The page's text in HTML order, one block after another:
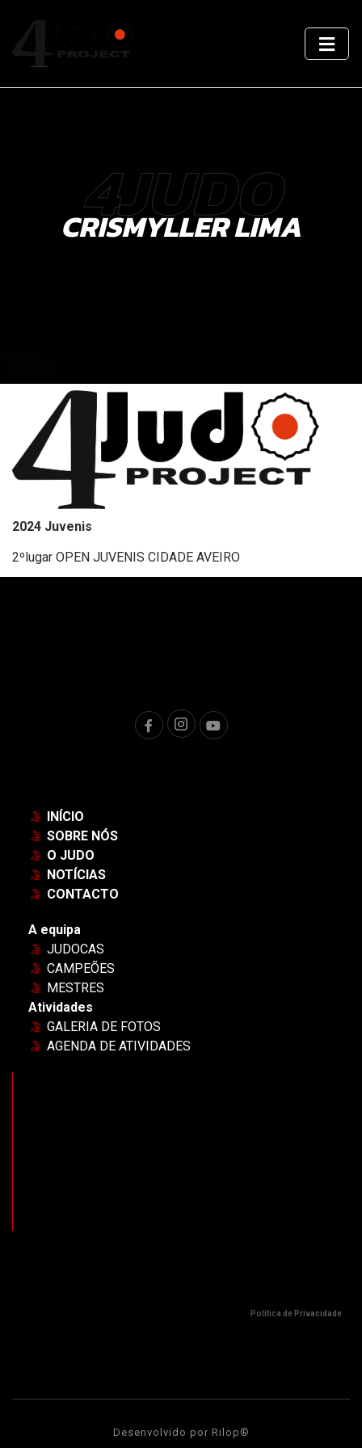
4JUDO
CRISMYLLER LIMA
2024 Juvenis
2ºlugar OPEN JUVENIS CIDADE AVEIRO
INÍCIO
SOBRE NÓS
O JUDO
NOTÍCIAS
CONTACTO
A equipa
JUDOCAS
CAMPEÕES
MESTRES
Atividades
GALERIA DE FOTOS
AGENDA DE ATIVIDADES
Política de Privacidade
Desenvolvido por Rilop®